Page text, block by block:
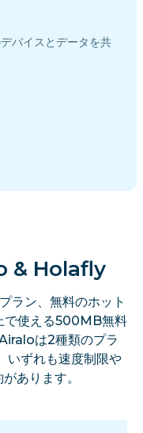
バイスとデータを共
& Holafly
ラン、無料のホット
で使える500MB無料
は2種類のプラ
いずれも速度制限や
あります。